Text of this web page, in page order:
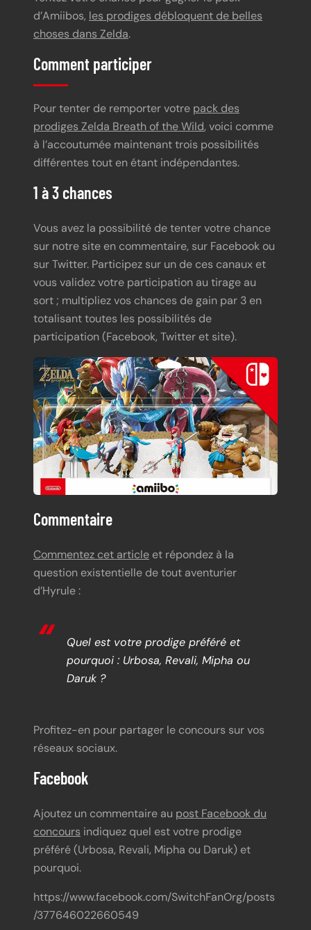
d’Amiibos, les prodiges débloquent de belles
choses dans Zelda.
Comment participer
Pour tenter de remporter votre pack des
prodiges Zelda Breath of the Wild, voici comme
à l’accoutumée maintenant trois possibilités
différentes tout en étant indépendantes.
1 à 3 chances
Vous avez la possibilité de tenter votre chance
sur notre site en commentaire, sur Facebook ou
sur Twitter. Participez sur un de ces canaux et
vous validez votre participation au tirage au
sort ; multipliez vos chances de gain par 3 en
totalisant toutes les possibilités de
participation (Facebook, Twitter et site).
Commentaire
Commentez cet article et répondez à la
question existentielle de tout aventurier
d’Hyrule :
Quel est votre prodige préféré et
pourquoi : Urbosa, Revali, Mipha ou
Daruk ?
Profitez-en pour partager le concours sur vos
réseaux sociaux.
Facebook
Ajoutez un commentaire au post Facebook du
concours indiquez quel est votre prodige
préféré (Urbosa, Revali, Mipha ou Daruk) et
pourquoi.
https://www.facebook.com/SwitchFanOrg/posts
/377646022660549